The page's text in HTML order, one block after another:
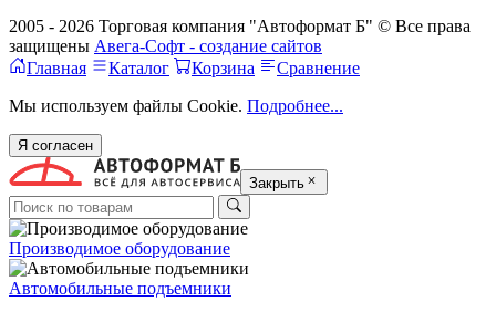
2005 - 2026 Торговая компания "Автоформат Б" © Все права
защищены Авега-Софт - создание сайтов
Главная
Каталог Корзина
Сравнение
Мы используем файлы Cookie. Подробнее...
Я согласен
Закрыть
Производимое оборудование
Автомобильные подъемники